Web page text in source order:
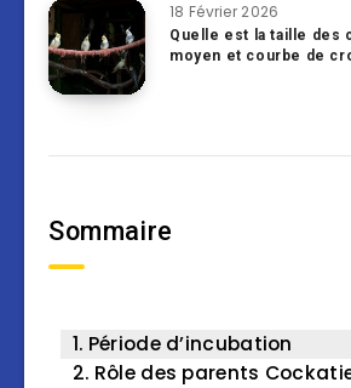
18 Février 2026
Quelle est la taille des
moyen et courbe de
Sommaire
Période d’incubation
Rôle des parents